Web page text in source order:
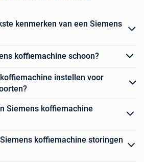
kenmerken van een Siemens
koffiemachine schoon?
instellen voor
Siemens koffiemachine
koffiemachine storingen